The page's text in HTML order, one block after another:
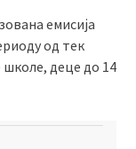
емисија
од тек
деце до 14